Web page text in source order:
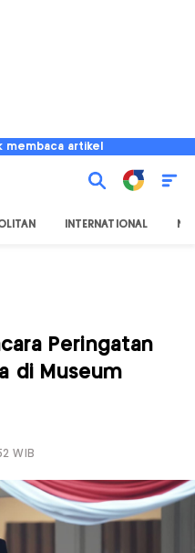
membaca artikel
INTERNATIONAL
Peringatan
di Museum
WIB